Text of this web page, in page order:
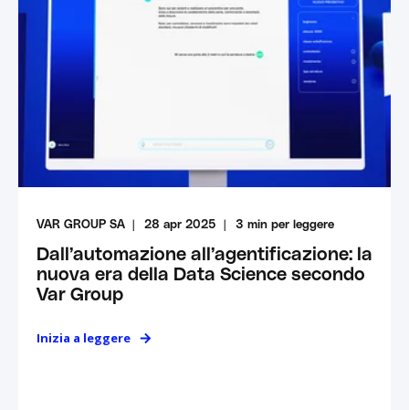
VAR GROUP SA 28 apr 2025 3 min per leggere
Dall’automazione all’agentificazione: la
nuova era della Data Science secondo
Var Group
Inizia a leggere